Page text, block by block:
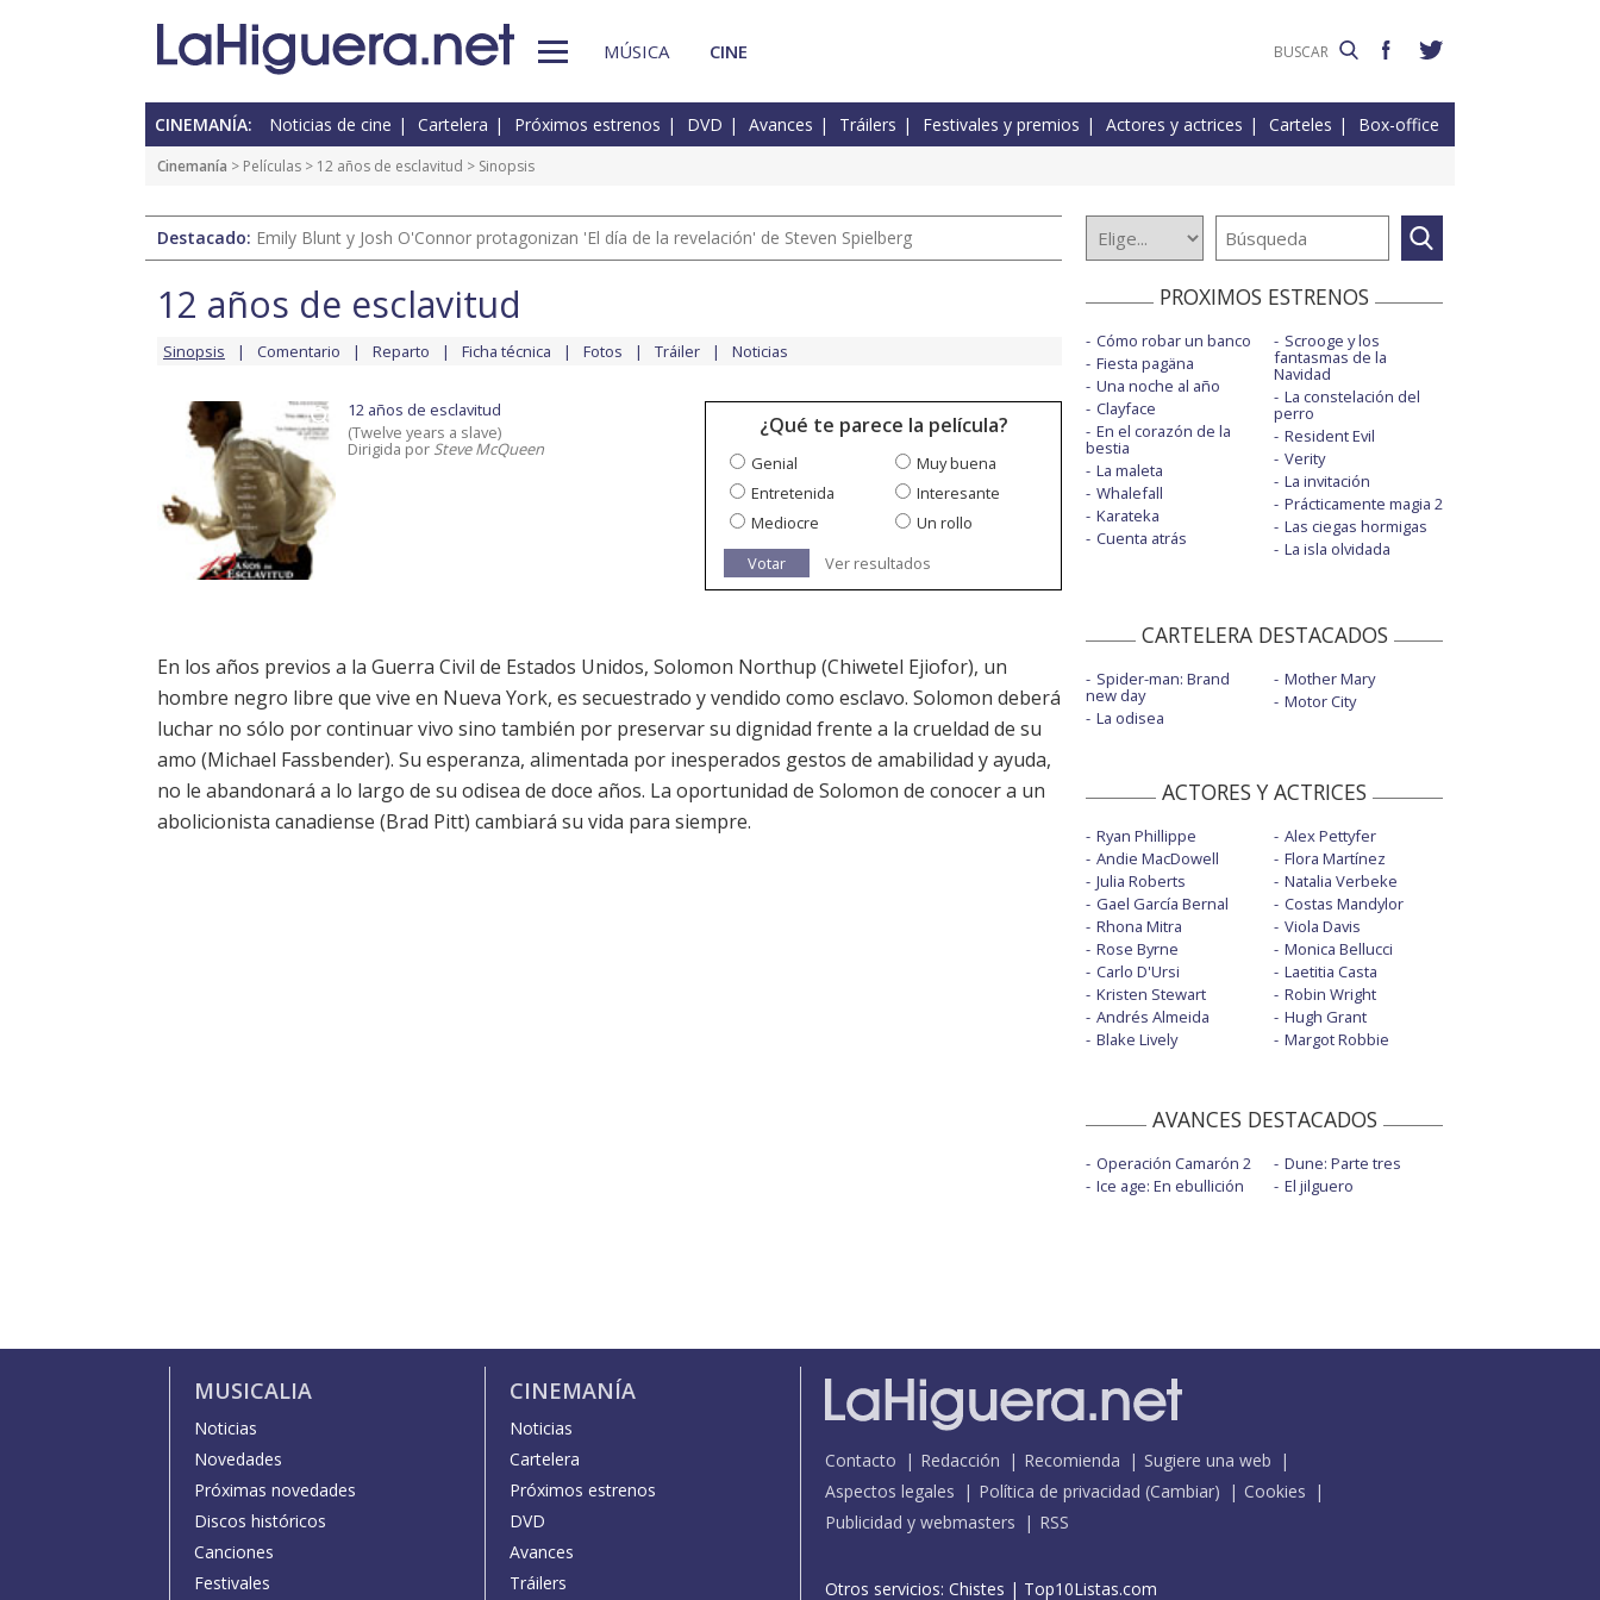
MÚSICA CINE
CINEMANÍA: Noticias de cine Cartelera Próximos estrenos DVD Avances Tráilers Festivales y premios Actores y actrices Carteles Box-office
Cinemanía > Películas > 12 años de esclavitud > Sinopsis
Destacado: Emily Blunt y Josh O'Connor protagonizan 'El día de la revelación' de Steven Spielberg
12 años de esclavitud
Sinopsis Comentario Reparto Ficha técnica Fotos Tráiler Noticias
12 años de esclavitud
(Twelve years a slave)
Dirigida por Steve McQueen
¿Qué te parece la película?
Genial
Muy buena
Entretenida
Interesante
Mediocre
Un rollo
Votar
Ver resultados
En los años previos a la Guerra Civil de Estados Unidos, Solomon Northup (Chiwetel Ejiofor), un
hombre negro libre que vive en Nueva York, es secuestrado y vendido como esclavo. Solomon deberá
luchar no sólo por continuar vivo sino también por preservar su dignidad frente a la crueldad de su
amo (Michael Fassbender). Su esperanza, alimentada por inesperados gestos de amabilidad y ayuda,
no le abandonará a lo largo de su odisea de doce años. La oportunidad de Solomon de conocer a un
abolicionista canadiense (Brad Pitt) cambiará su vida para siempre.
PROXIMOS ESTRENOS
Cómo robar un banco
Fiesta pagäna
Una noche al año
Clayface
En el corazón de la
bestia
La maleta
Whalefall
Karateka
Cuenta atrás
Scrooge y los
fantasmas de la
Navidad
La constelación del
perro
Resident Evil
Verity
La invitación
Prácticamente magia 2
Las ciegas hormigas
La isla olvidada
CARTELERA DESTACADOS
Spider-man: Brand
new day
La odisea
Mother Mary
Motor City
ACTORES Y ACTRICES
Ryan Phillippe
Andie MacDowell
Julia Roberts
Gael García Bernal
Rhona Mitra
Rose Byrne
Carlo D'Ursi
Kristen Stewart
Andrés Almeida
Blake Lively
Alex Pettyfer
Flora Martínez
Natalia Verbeke
Costas Mandylor
Viola Davis
Monica Bellucci
Laetitia Casta
Robin Wright
Hugh Grant
Margot Robbie
AVANCES DESTACADOS
Operación Camarón 2
Ice age: En ebullición
Dune: Parte tres
El jilguero
MUSICALIA
Noticias
Novedades
Próximas novedades
Discos históricos
Canciones
Festivales
CINEMANÍA
Noticias
Cartelera
Próximos estrenos
DVD
Avances
Tráilers
Contacto Redacción Recomienda
Sugiere una web
Aspectos legales
Política de privacidad (Cambiar)
Cookies
Publicidad y webmasters
RSS
Otros servicios: Chistes | Top10Listas.com